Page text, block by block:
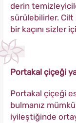
derin
sürülebilirler. Cilt
bir kaçını sizler
Portakal çiçeği
Portakal çiçeği
bulmanız
iyileştiğinde